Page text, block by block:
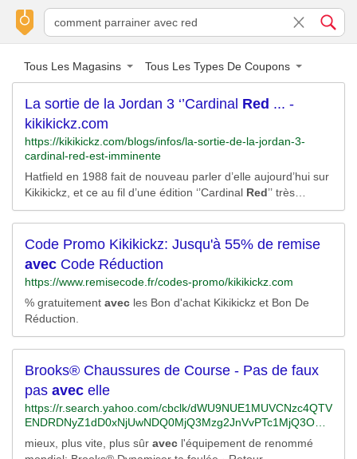
Tous Les Magasins Tous Les Types De Coupons
La sortie de la Jordan 3 ‘’Cardinal Red ... -
kikikickz.com
https://kikikickz.com/blogs/infos/la-sortie-de-la-jordan-3-
cardinal-red-est-imminente
Hatfield en 1988 fait de nouveau parler d’elle aujourd’hui sur
Kikikickz, et ce au fil d’une édition ‘’Cardinal Red’’ très
prometteuse.
Code Promo Kikikickz: Jusqu'à 55% de remise
avec Code Réduction
https://www.remisecode.fr/codes-promo/kikikickz.com
% gratuitement avec les Bon d'achat Kikikickz et Bon De
Réduction.
Brooks® Chaussures de Course - Pas de faux
pas avec elle
https://r.search.yahoo.com/cbclk/dWU9NUE1MUVCNzc4QTV
ENDRDNyZ1dD0xNjUwNDQ0MjQ3Mzg2JnVvPTc1MjQ3OTg
yNzQ0MDk1Jmx0PTImcz0yJmVzPUg0TDAzYTBHUFM5ME
RTX24zWkt6ZmdUYWhoRm1LVnE0UkNhaUJEYzNNb0NFV
mieux, plus vite, plus sûr avec l'équipement de renommé